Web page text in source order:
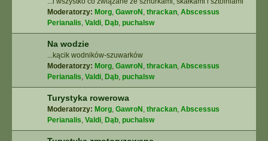
Moderatorzy: Morg, GawroN , thrackan, Abscessus
Perianalis, Valdi, Dąb, puchalsw
Na wodzie
...kącik wodników-szuwarków
Moderatorzy: Morg, GawroN , thrackan, Abscessus
Perianalis, Valdi, Dąb, puchalsw
Turystyka rowerowa
Moderatorzy: Morg, GawroN , thrackan, Abscessus
Perianalis, Valdi, Dąb, puchalsw